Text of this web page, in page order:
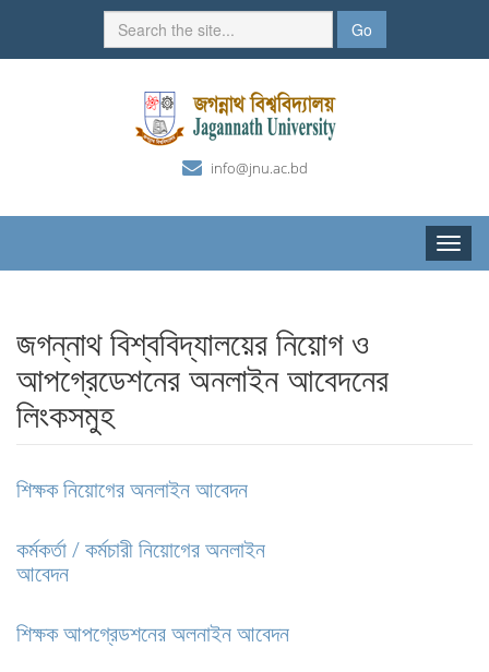
Go
info@jnu.ac.bd
Toggle
জগন্নাথ বিশ্ববিদ্যালয়ের নিয়োগ ও
আপগ্রেডেশনের অনলাইন আবেদনের
লিংকসমুহ
শিক্ষক নিয়োগের অনলাইন আবেদন
কর্মকর্তা / কর্মচারী নিয়োগের অনলাইন
আবেদন
শিক্ষক আপগ্রেডশনের অলনাইন আবেদন